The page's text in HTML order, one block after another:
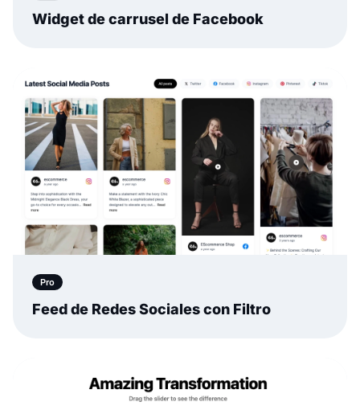
Widget de carrusel de Facebook
Pro
Feed de Redes Sociales con Filtro